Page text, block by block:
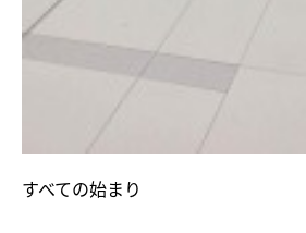
すべての始まり